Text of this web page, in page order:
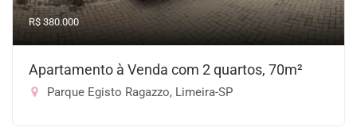
R$ 380.000
Apartamento à Venda com 2 quartos, 70m²
Parque Egisto Ragazzo, Limeira-SP